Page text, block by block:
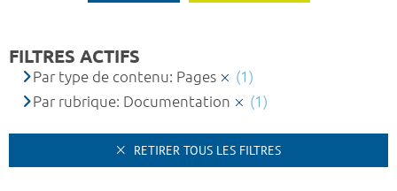
FILTRES ACTIFS
Par type de contenu: Pages
(1)
Par rubrique: Documentation
(1)
RETIRER TOUS LES FILTRES